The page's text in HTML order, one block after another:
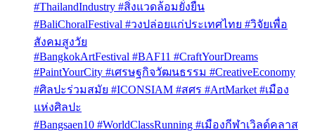
#ThailandIndustry #สิ่งแวดล้อมยั่งยืน
#BaliChoralFestival #วงปล่อยแก่ประเทศไทย #วิจัยเพื่อ
สังคมสูงวัย
#BangkokArtFestival #BAF11 #CraftYourDreams
#PaintYourCity #เศรษฐกิจวัฒนธรรม #CreativeEconomy
#ศิลปะร่วมสมัย #ICONSIAM #สศร #ArtMarket #เมือง
แห่งศิลปะ
#Bangsaen10 #WorldClassRunning #เมืองกีฬาเวิลด์คลาส